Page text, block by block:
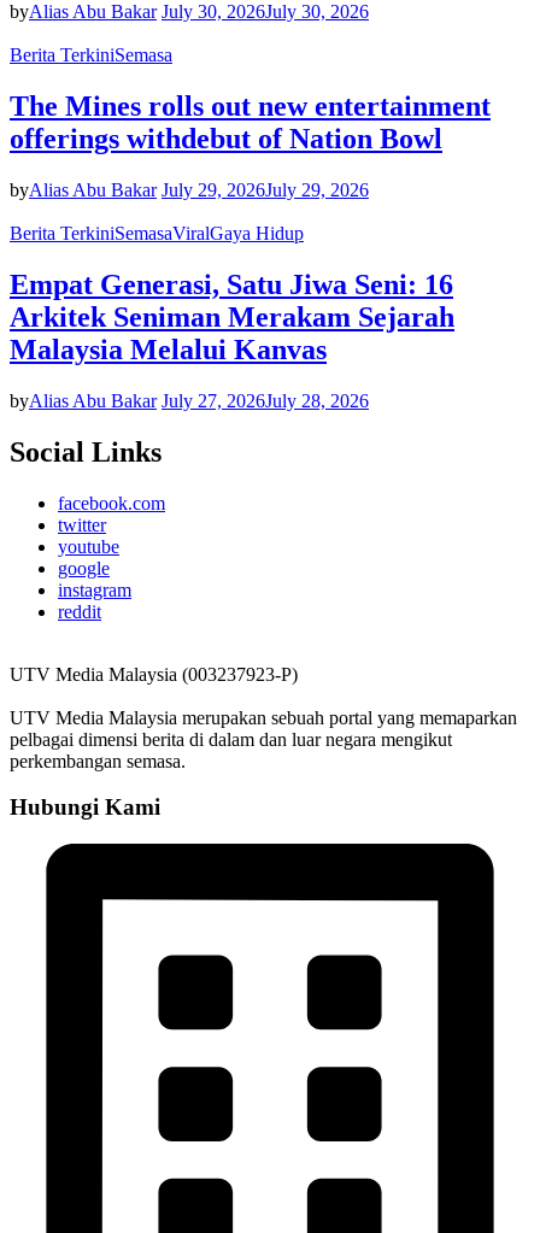
byAlias Abu Bakar July 30, 2026July 30, 2026
Berita TerkiniSemasa
The Mines rolls out new entertainment
offerings withdebut of Nation Bowl
byAlias Abu Bakar July 29, 2026July 29, 2026
Berita TerkiniSemasaViralGaya Hidup
Empat Generasi, Satu Jiwa Seni: 16
Arkitek Seniman Merakam Sejarah
Malaysia Melalui Kanvas
byAlias Abu Bakar July 27, 2026July 28, 2026
Social Links
facebook.com
twitter
youtube
google
instagram
reddit
UTV Media Malaysia (003237923-P)
UTV Media Malaysia merupakan sebuah portal yang memaparkan
pelbagai dimensi berita di dalam dan luar negara mengikut
perkembangan semasa.
Hubungi Kami